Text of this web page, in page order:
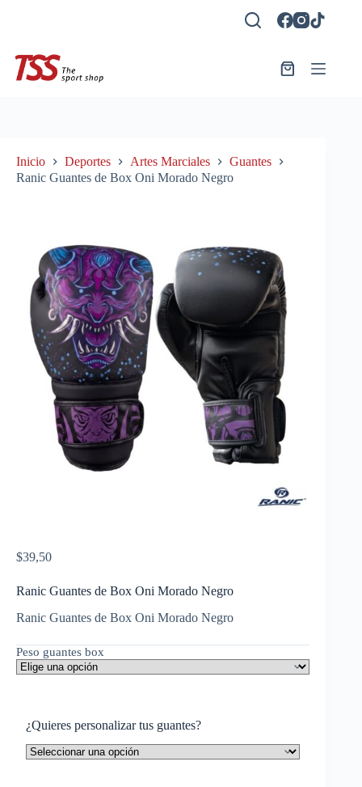
Carro
Inicio Deportes Artes Marciales
Guantes
Ranic Guantes de Box Oni Morado Negro
$39,50
Ranic Guantes de Box Oni Morado Negro
Ranic Guantes de Box Oni Morado Negro
Peso guantes box
¿Quieres personalizar tus guantes?